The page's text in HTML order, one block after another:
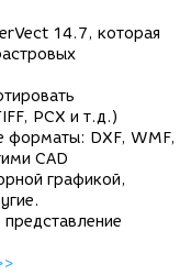
14.7, которая
PCX и т.д.)
форматы: DXF, WMF,
CAD
графикой,